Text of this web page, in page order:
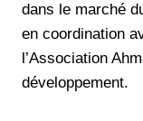
dans le marché
en coordination
l’Association
développement.